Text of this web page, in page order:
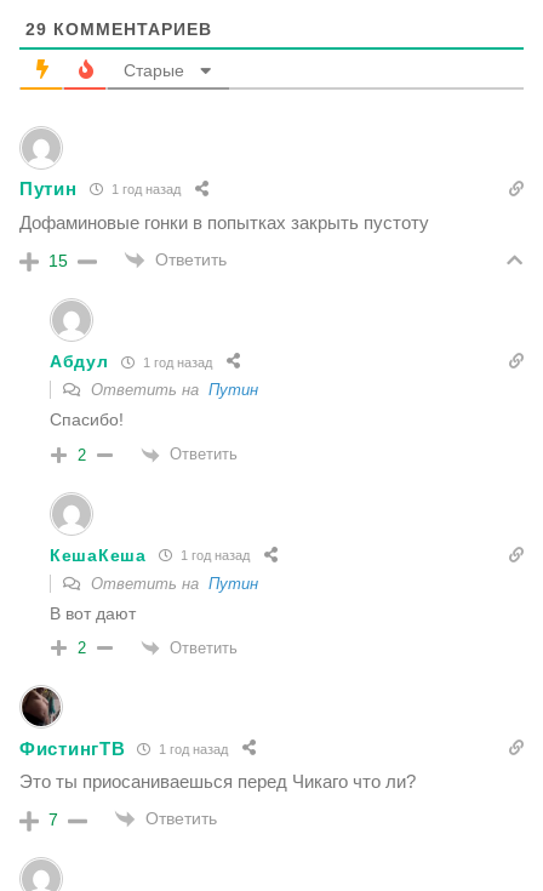
29 КОММЕНТАРИЕВ
Старые
Путин 1 год назад
Дофаминовые гонки в попытках закрыть пустоту
15 Ответить
Абдул 1 год назад
Ответить на Путин
Спасибо!
2 Ответить
КешаКеша 1 год назад
Ответить на Путин
В вот дают
2 Ответить
ФистингТВ 1 год назад
Это ты приосаниваешься перед Чикаго что ли?
7 Ответить